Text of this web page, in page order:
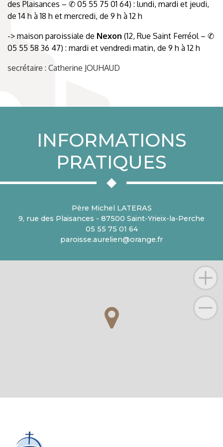
des Plaisances – ✆ 05 55 75 01 64) : lundi, mardi et jeudi,
de 14 h à 18 h et mercredi, de 9 h à 12 h
-> maison paroissiale de Nexon (12, Rue Saint Ferréol – ✆
05 55 58 36 47) : mardi et vendredi matin, de 9 h à 12 h
secrétaire : Catherine JOUHAUD
INFORMATIONS
PRATIQUES
Père Michel LATERAS
9, rue des Plaisances - 87500 Saint-Yrieix-la-Perche
05 55 75 01 64
paroisse.aurelien@orange.fr